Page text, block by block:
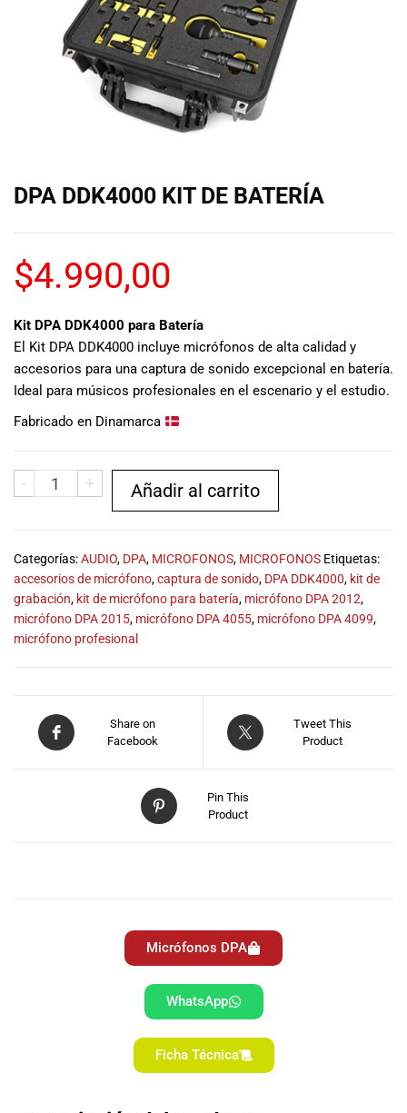
marcas del
mercado,
desde
guitarras, bajos
y baterías
hasta
También
de
instrumentos
teclados y
accesorios
para satisfacer
todas las
musicales.
música está
aquí para
instrumento o
equipo de
audio
adecuado para
Además,
ofrecemos
promociones
especiales
o haz tu
compra en
línea a través
de nuestra
página web y
recibe tu
pedido en la
DPA DDK4000 KIT DE BATERÍA
$4.990,00
Kit DPA DDK4000 para Batería
El Kit DPA DDK4000 incluye micrófonos de alta calidad y
accesorios para una captura de sonido excepcional en batería.
Ideal para músicos profesionales en el escenario y el estudio.
Fabricado en Dinamarca
- + Añadir al carrito
Categorías:AUDIO, DPA, MICROFONOS, MICROFONOS Etiquetas:
accesorios de micrófono,captura de sonido, DPA DDK4000, kit de
grabación, kit de micrófono para batería, micrófono DPA 2012,
micrófono DPA 2015, micrófono DPA 4055, micrófono DPA 4099,
micrófono profesional
Share on
Facebook
Tweet This
Product
Pin This
Product
Micrófonos DPA
WhatsApp
Ficha Técnica